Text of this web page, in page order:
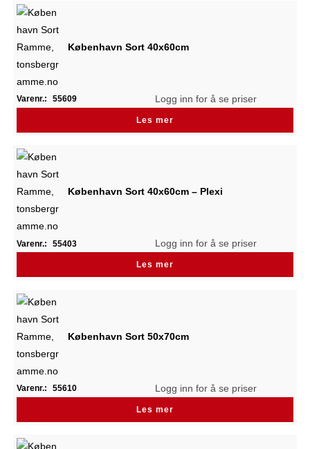
København Sort 40x60cm
Varenr.: 55609 Logg inn for å se priser
Les mer
København Sort 40x60cm – Plexi
Varenr.: 55403 Logg inn for å se priser
Les mer
København Sort 50x70cm
Varenr.: 55610 Logg inn for å se priser
Les mer